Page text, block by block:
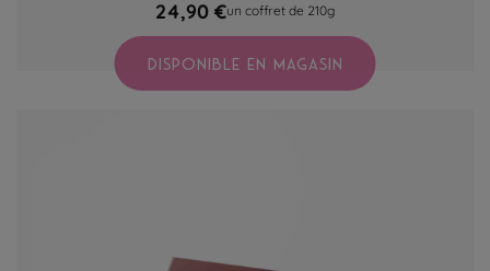
24,90 €un coffret de 210g
DISPONIBLE EN MAGASIN